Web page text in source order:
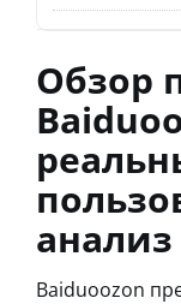
Обзор
Baiduoozon